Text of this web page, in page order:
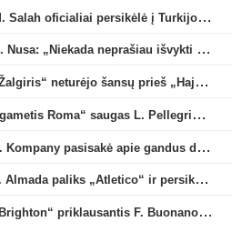
M. Salah oficialiai persikėlė į Turkijos ekipą „Trabzonspor“
A. Nusa: „Niekada neprašiau išvykti iš „RB Leipzig“ klubo“
„Žalgiris“ neturėjo šansų prieš „Hajduk“
Ilgametis Roma“ saugas L. Pellegrini dar metams liks šiame klube
V. Kompany pasisakė apie gandus dėl M. Olise ateities „Bayern“ gretose
T. Almada paliks „Atletico“ ir persikels į legendinę Argentinos ekipą
„Brighton“ priklausantis F. Buonanotte karjerą pratęs Ispanijoje